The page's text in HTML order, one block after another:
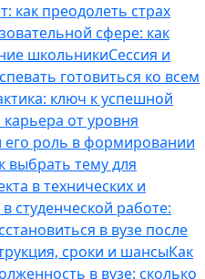
как преодолеть страх
сфере: как
школьникиСессия и
готовиться ко всем
ключ к успешной
карьера от уровня
его роль в формировании
выбрать тему для
в технических и
студенческой работе:
в вузе после
сроки и шансыКак
в вузе: сколько